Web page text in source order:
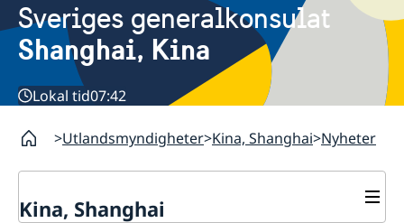
Sveriges generalkonsulat
Shanghai, Kina
Lokal tid07:42
Utlandsmyndigheter Kina, Shanghai Nyheter
Kina, Shanghai